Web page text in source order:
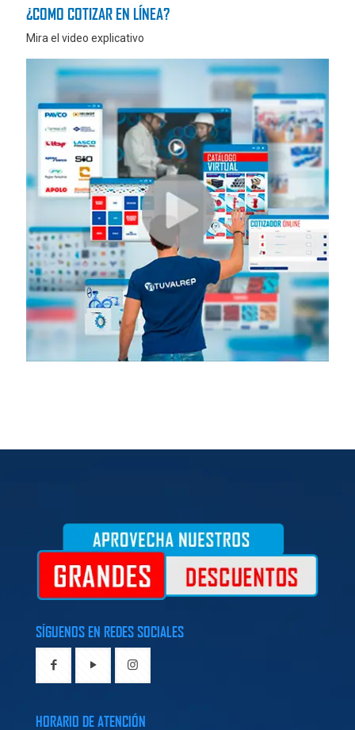
¿COMO COTIZAR EN LÍNEA?
Mira el video explicativo
SÍGUENOS EN REDES SOCIALES
HORARIO DE ATENCIÓN